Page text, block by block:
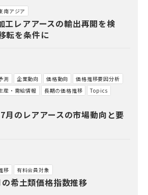
南アジア
工レアアースの輸出再開を検
転を条件に
測 企業動向 価格動向
価格推移要因分析
産・需給情報 長期の価格推移
Topics
月のレアアースの市場動向と要
移 有料会員対象
希土類価格指数推移